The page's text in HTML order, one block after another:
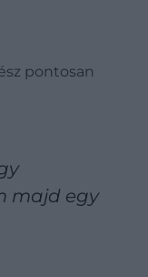
pontosan
majd egy